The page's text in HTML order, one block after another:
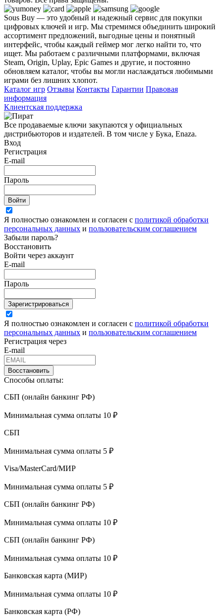
Sous Buy — это удобный и надежный сервис для покупки
цифровых ключей и игр. Мы стремимся объединить широкий
ассортимент предложений, выгодные цены и понятный
интерфейс, чтобы каждый геймер мог легко найти то, что
ищет. Мы работаем с различными платформами, включая
Steam, Origin, Uplay, Epic Games и другие, и постоянно
обновляем каталог, чтобы вы могли наслаждаться любимыми
играми без лишних хлопот.
Каталог игр Отзывы Контакты Гарантии Правовая
информация
Клиентская поддержка
Все продаваемые ключи закупаются у официальных
дистрибьюторов и издателей. В том числе у Бука, Enaza.
Вход
Регистрация
E-mail
Пароль
Войти
Я полностью ознакомлен и согласен с политикой обработки
персональных данных и пользовательским соглашением
Забыли пароль?
Восстановить
Войти через аккаунт
E-mail
Пароль
Зарегистрироваться
Я полностью ознакомлен и согласен с политикой обработки
персональных данных и пользовательским соглашением
Регистрация через
E-mail
Восстановить
Способы оплаты:
СБП (онлайн банкинг РФ)
Минимальная сумма оплаты 10 ₽
СБП
Минимальная сумма оплаты 5 ₽
Visa/MasterCard/МИР
Минимальная сумма оплаты 5 ₽
СБП (онлайн банкинг РФ)
Минимальная сумма оплаты 10 ₽
СБП (онлайн банкинг РФ)
Минимальная сумма оплаты 10 ₽
Банковская карта (МИР)
Минимальная сумма оплаты 10 ₽
Банковская карта (РФ)